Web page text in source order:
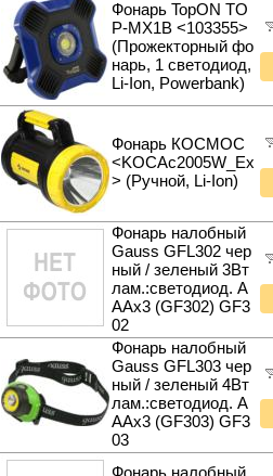
Фонарь TopON TO
P-MX1B <103355>
(Прожекторный фо
нарь, 1 светодиод,
Li-Ion, Powerbank)
Фонарь КОСМОС
<KOCAc2005W_Ex
> (Ручной, Li-Ion)
Фонарь налобный
Gauss GFL302 чер
ный / зеленый 3Вт
лам.:светодиод. A
AAx3 (GF302) GF3
02
Фонарь налобный
Gauss GFL303 чер
ный / зеленый 4Вт
лам.:светодиод. A
AAx3 (GF303) GF3
03